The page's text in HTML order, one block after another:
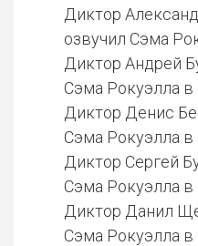
Диктор
озвучил Сэма
Диктор Андрей
Сэма Рокуэлла в
Диктор Денис
Сэма Рокуэлла в
Диктор Сергей
Сэма Рокуэлла в
Диктор Данил
Сэма Рокуэлла в